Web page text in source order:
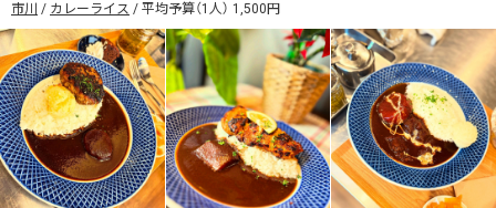
市川 カレーライス 平均予算（1人） 1,500円